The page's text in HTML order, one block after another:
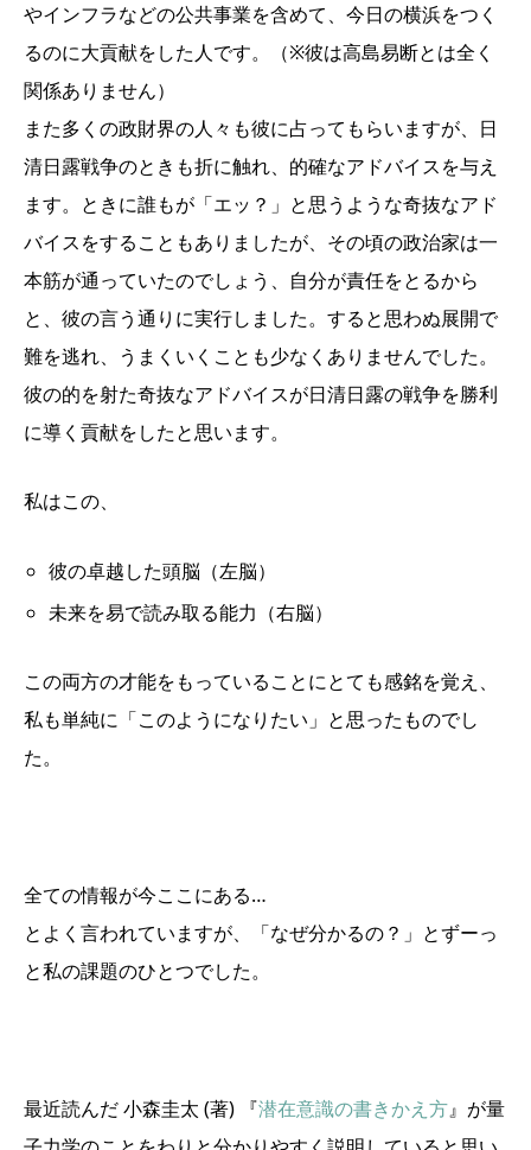
やインフラなどの公共事業を含めて、今日の横浜をつく
るのに大貢献をした人です。（※彼は高島易断とは全く
関係ありません）
また多くの政財界の人々も彼に占ってもらいますが、日
清日露戦争のときも折に触れ、的確なアドバイスを与え
ます。ときに誰もが「エッ？」と思うような奇抜なアド
バイスをすることもありましたが、その頃の政治家は一
本筋が通っていたのでしょう、自分が責任をとるから
と、彼の言う通りに実行しました。すると思わぬ展開で
難を逃れ、うまくいくことも少なくありませんでした。
彼の的を射た奇抜なアドバイスが日清日露の戦争を勝利
に導く貢献をしたと思います。
私はこの、
彼の卓越した頭脳（左脳）
未来を易で読み取る能力（右脳）
この両方の才能をもっていることにとても感銘を覚え、
私も単純に「このようになりたい」と思ったものでし
た。
全ての情報が今ここにある…
とよく言われていますが、「なぜ分かるの？」とずーっ
と私の課題のひとつでした。
最近読んだ小森圭太 (著) 『潜在意識の書きかえ方』が量